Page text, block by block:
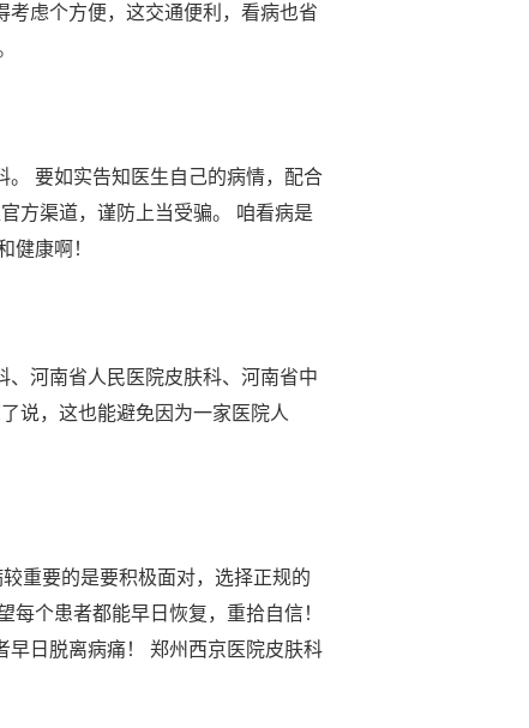
考虑个方便，这交通便利，看病也省
。 要如实告知医生自己的病情，配合
方渠道，谨防上当受骗。 咱看病是
健康啊！
、河南省人民医院皮肤科、河南省中
说，这也能避免因为一家医院人
重要的是要积极面对，选择正规的
个患者都能早日恢复，重拾自信！
早日脱离病痛！ 郑州西京医院皮肤科